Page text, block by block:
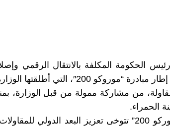
بتعاون مع وكالة التنمية الرقمية.
هذه المقاولات، والتي يصل عددها إلى 200 مقاولة، من مشاركة
وقالت السغروشني، خلال هذا اللقاء، إن مبادرة “موروركو 200”